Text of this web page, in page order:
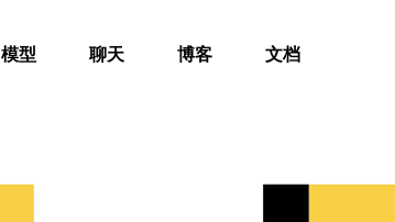
模型 聊天 博客 文档